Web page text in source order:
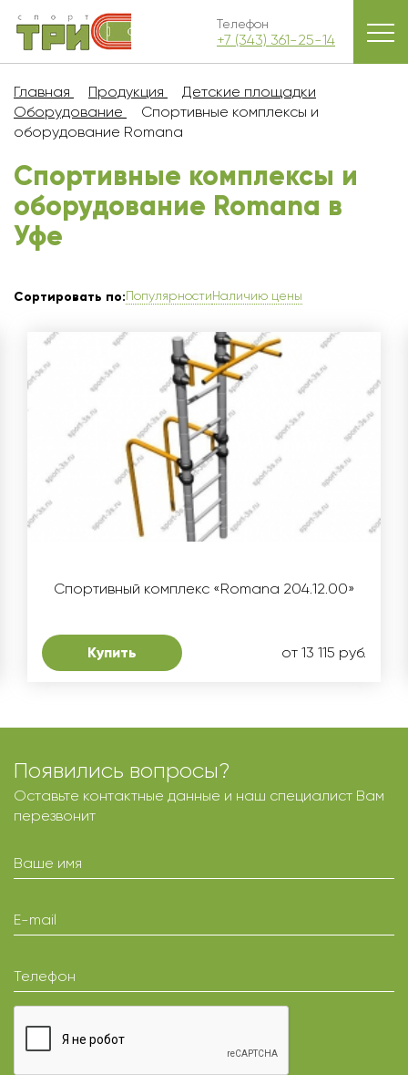
Телефон
+7 (343) 361-25-14
Главная Продукция
Детские площадки
Оборудование
Спортивные комплексы и
оборудование Romana
Спортивные комплексы и
оборудование Romana в
Уфe
Сортировать по:ПопулярностиНаличию цены
Спортивный комплекс «Romana 204.12.00»
Купить от 13 115 руб.
Появились вопросы?
Оставьте контактные данные и наш специалист Вам
перезвонит
Ваше имя
E-mail
Телефон